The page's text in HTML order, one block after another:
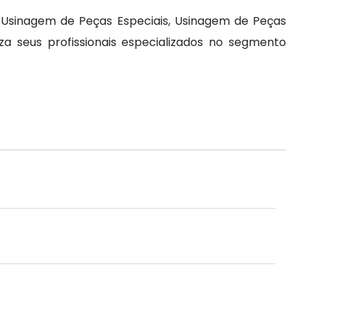
de Peças Especiais, Usinagem de Peças
seus profissionais especializados no segmento